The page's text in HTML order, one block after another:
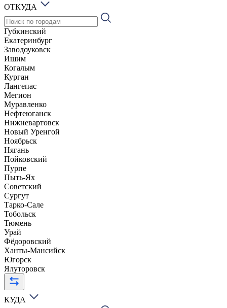
ОТКУДА
Губкинский
Екатеринбург
Заводоуковск
Ишим
Когалым
Курган
Лангепас
Мегион
Муравленко
Нефтеюганск
Нижневартовск
Новый Уренгой
Ноябрьск
Нягань
Пойковский
Пурпе
Пыть-Ях
Советский
Сургут
Тарко-Сале
Тобольск
Тюмень
Урай
Фёдоровский
Ханты-Мансийск
Югорск
Ялуторовск
КУДА